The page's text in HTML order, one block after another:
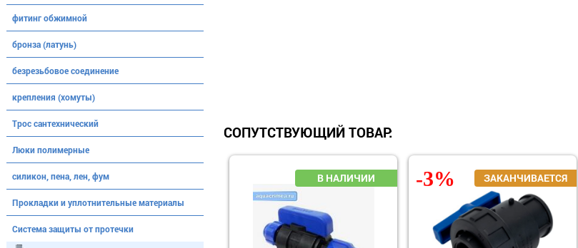
СОПУТСТВУЮЩИЙ ТОВАР:
-3%
фитинг обжимной
бронза (латунь)
безрезьбовое соединение
крепления (хомуты)
Трос сантехнический
Люки полимерные
силикон, пена, лен, фум
Прокладки и уплотнительные материалы
Система защиты от протечки